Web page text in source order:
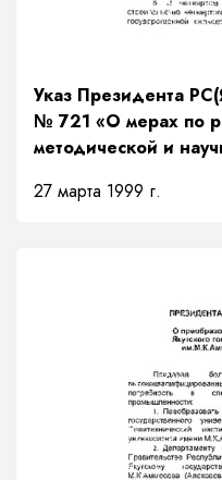
Указ Президента
№ 721 «О мерах по
методической и
академии»
27 марта 1999 г.